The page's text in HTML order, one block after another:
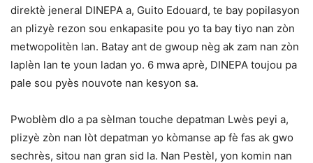
direktè jeneral DINEPA a, Guito Edouard, te bay popilasyon
an plizyè rezon sou enkapasite pou yo ta bay tiyo nan zòn
metwopolitèn lan. Batay ant de gwoup nèg ak zam nan zòn
laplèn lan te youn ladan yo. 6 mwa aprè, DINEPA toujou pa
pale sou pyès nouvote nan kesyon sa.
Pwoblèm dlo a pa sèlman touche depatman Lwès peyi a,
plizyè zòn nan lòt depatman yo kòmanse ap fè fas ak gwo
sechrès, sitou nan gran sid la. Nan Pestèl, yon komin nan